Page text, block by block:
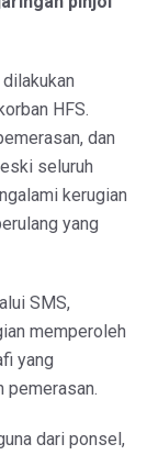
HFS.
dan
seluruh
kerugian
yang
SMS,
memperoleh
yang
pemerasan.
dari ponsel,